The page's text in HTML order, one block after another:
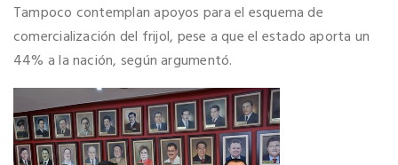
Tampoco contemplan apoyos para el esquema de
comercialización del frijol, pese a que el estado aporta un
44% a la nación, según argumentó.